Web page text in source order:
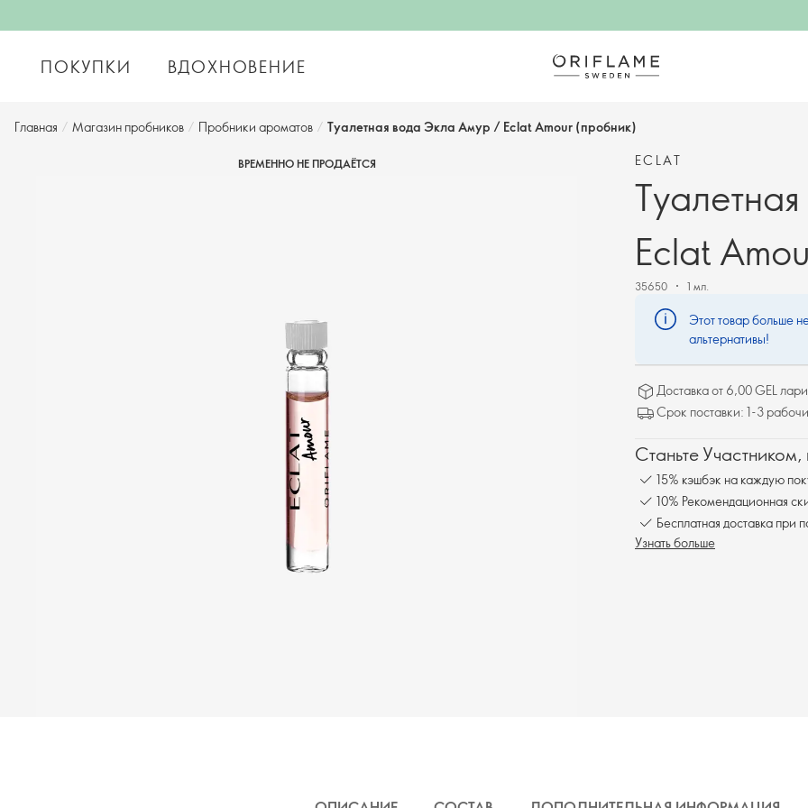
ПОКУПКИ ВДОХНОВЕНИЕ
Главная / Магазин пробников / Пробники ароматов / Туалетная вода Экла Амур / Eclat Amour (пробник)
ВРЕМЕННО НЕ ПРОДАЁТСЯ ECLAT
Eclat
35650 1 мл.
Этот товар больше
альтернативы!
Доставка от 6,00 GEL
Срок поставки: 1-3
Станьте
15% кэшбэк на каждую
10% Рекомендационная
Бесплатная доставка при
Узнать больше